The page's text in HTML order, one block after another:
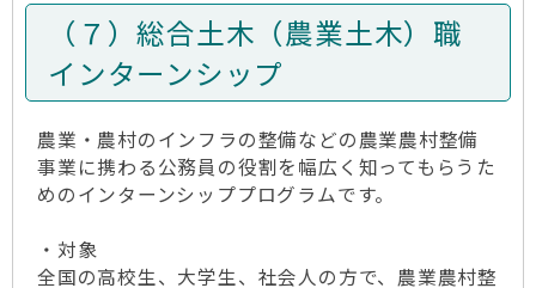
（７）総合土木（農業土木）職
インターンシップ
農業・農村のインフラの整備などの農業農村整備
事業に携わる公務員の役割を幅広く知ってもらうた
めのインターンシッププログラムです。
・対象
全国の高校生、大学生、社会人の方で、農業農村整